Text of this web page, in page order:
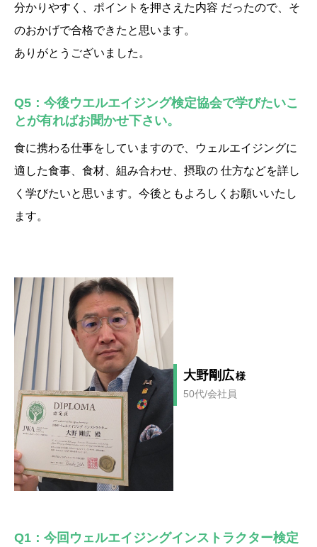
分かりやすく、ポイントを押さえた内容 だったので、そ
のおかげで合格できたと思います。
ありがとうございました。
Q5：今後ウエルエイジング検定協会で学びたいこ
とが有ればお聞かせ下さい。
食に携わる仕事をしていますので、ウェルエイジングに
適した食事、食材、組み合わせ、摂取の 仕方などを詳し
く学びたいと思います。今後ともよろしくお願いいたし
ます。
大野剛広様
50代/会社員
Q1：今回ウェルエイジングインストラクター検定